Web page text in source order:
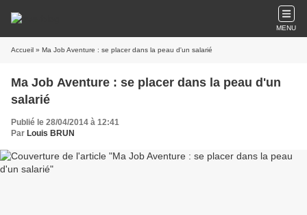
MENU
Accueil » Ma Job Aventure : se placer dans la peau d'un salarié
Ma Job Aventure : se placer dans la peau d'un
salarié
Publié le 28/04/2014 à 12:41
Par Louis BRUN